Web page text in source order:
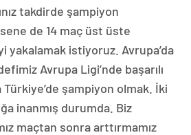
takdirde şampiyon
de 14 maç üst üste
yakalamak istiyoruz. Avrupa’da
Avrupa Ligi’nde başarılı
Türkiye’de şampiyon olmak. İki
inanmış durumda. Biz
maçtan sonra arttırmamız